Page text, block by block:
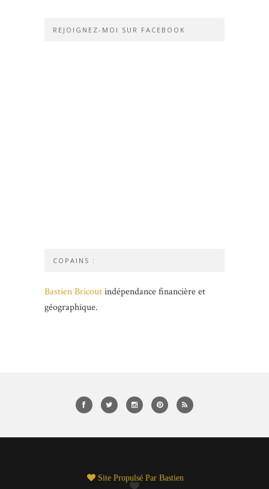
REJOIGNEZ-MOI SUR FACEBOOK
COPAINS :
Bastien Bricoutindépendance financière et
géographique.
Site Propulsé Par Bastien